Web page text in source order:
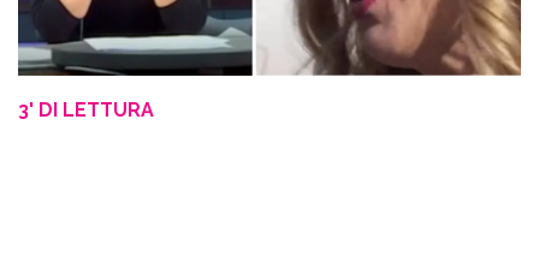
3' DI LETTURA